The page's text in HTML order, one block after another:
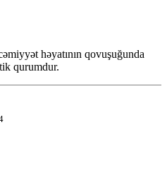
həyatının qovuşuğunda
qurumdur.